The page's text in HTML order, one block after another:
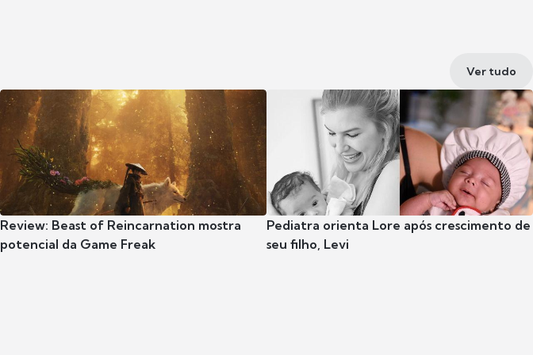
Ver tudo
Review: Beast of Reincarnation mostra
potencial da Game Freak
Pediatra orienta Lore após crescimento de
seu filho, Levi